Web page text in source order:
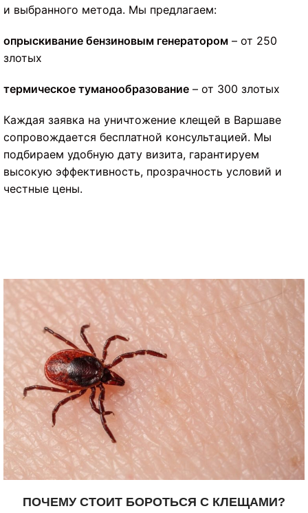
и выбранного метода. Мы предлагаем:
опрыскивание бензиновым генератором – от 250
злотых
термическое туманообразование – от 300 злотых
Каждая заявка на уничтожение клещей в Варшаве
сопровождается бесплатной консультацией. Мы
подбираем удобную дату визита, гарантируем
высокую эффективность, прозрачность условий и
честные цены.
ПОЧЕМУ СТОИТ БОРОТЬСЯ С КЛЕЩАМИ?